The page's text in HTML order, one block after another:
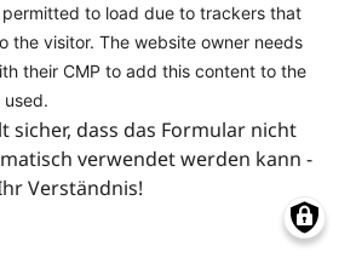
to load due to trackers that
the visitor. The website owner needs
their CMP to add this content to the
sicher, dass das Formular nicht
verwendet werden kann -
Verständnis!